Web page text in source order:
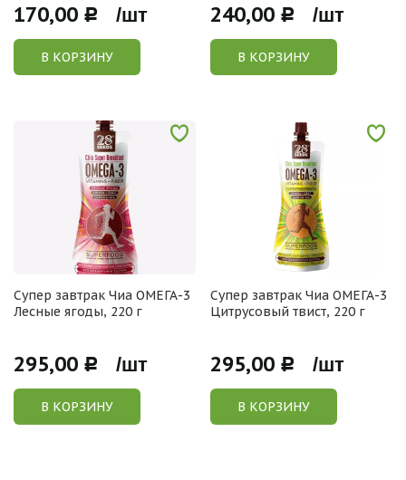
170,00 Р /шт
В КОРЗИНУ
240,00 Р /шт
В КОРЗИНУ
Супер завтрак Чиа ОМЕГА-3
Лесные ягоды, 220 г
295,00 Р /шт
В КОРЗИНУ
Супер завтрак Чиа ОМЕГА-3
Цитрусовый твист, 220 г
295,00 Р /шт
В КОРЗИНУ